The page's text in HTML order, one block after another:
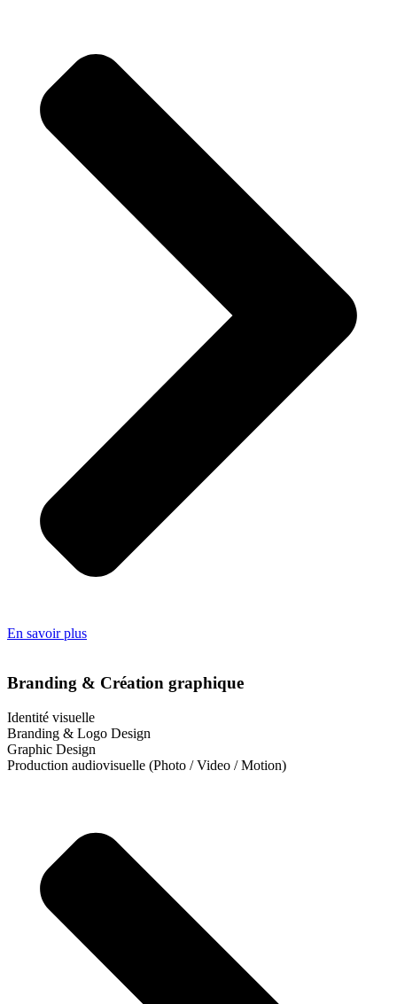
En savoir plus
Branding & Création graphique
Identité visuelle
Branding & Logo Design
Graphic Design
Production audiovisuelle (Photo / Video / Motion)